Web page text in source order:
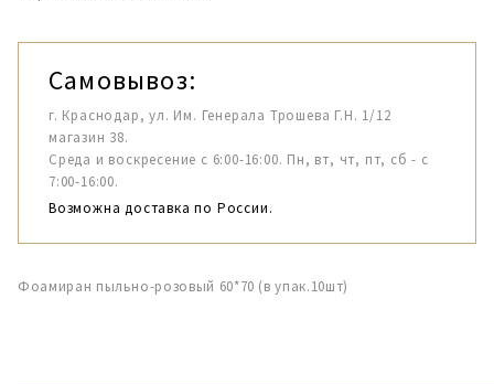
Самовывоз:
г. Краснодар, ул. Им. Генерала Трошева Г.Н. 1/12
магазин 38.
Среда и воскресение с 6:00-16:00. Пн, вт, чт, пт, сб - с
7:00-16:00.
Возможна доставка по России.
Фоамиран пыльно-розовый 60*70 (в упак.10шт)